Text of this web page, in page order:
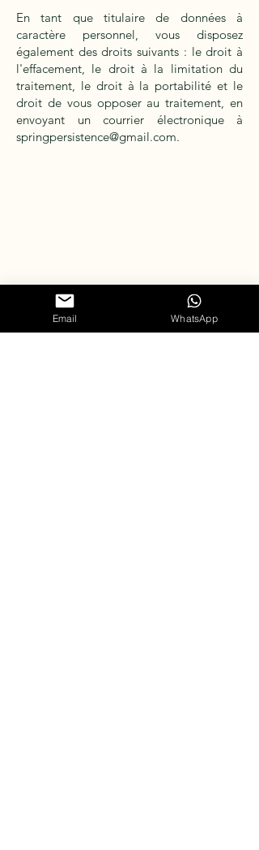
En tant que titulaire de données à
caractère personnel, vous disposez
également des droits suivants : le droit à
l'effacement, le droit à la limitation du
traitement, le droit à la portabilité et le
droit de vous opposer au traitement, en
envoyant un courrier électronique à
springpersistence@gmail.com.
Email WhatsApp